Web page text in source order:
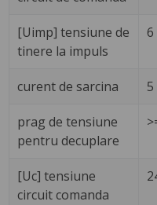
[Uimp] tensiune de
tinere la impuls
6
curent de sarcina 5
prag de tensiune
pentru decuplare
[Uc] tensiune
circuit comanda